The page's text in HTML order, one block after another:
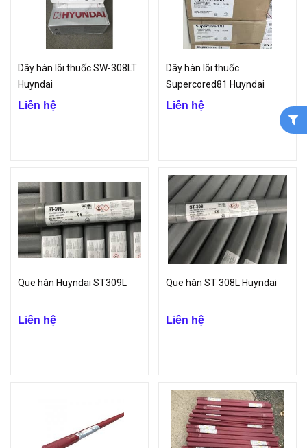
Dây hàn lõi thuốc SW-308LT
Huyndai
Liên hệ
Dây hàn lõi thuốc
Supercored81 Huyndai
Liên hệ
Que hàn Huyndai ST309L
Liên hệ
Que hàn ST 308L Huyndai
Liên hệ